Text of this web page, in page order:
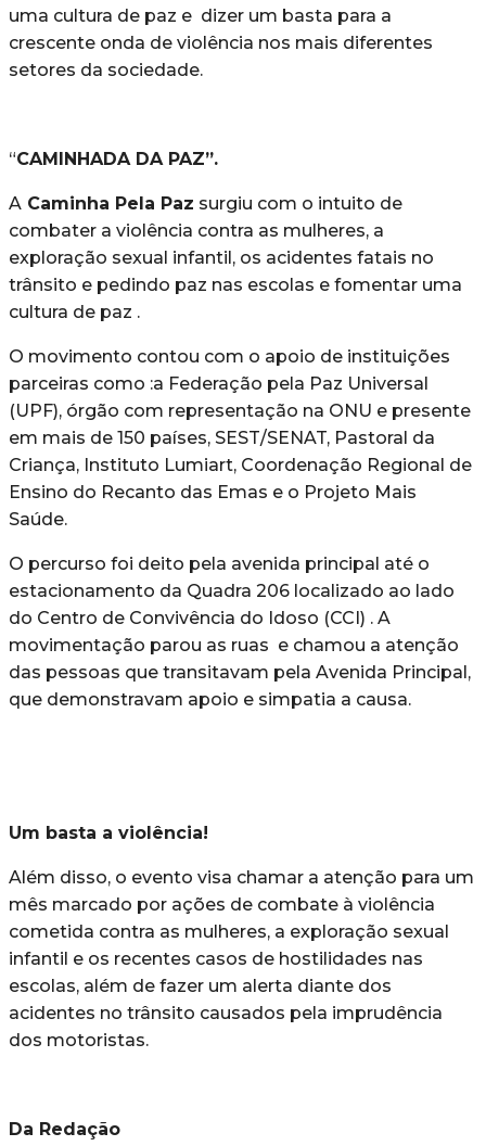
uma cultura de paz e dizer um basta para a
crescente onda de violência nos mais diferentes
setores da sociedade.
“CAMINHADA DA PAZ”.
A Caminha Pela Paz surgiu com o intuito de
combater a violência contra as mulheres, a
exploração sexual infantil, os acidentes fatais no
trânsito e pedindo paz nas escolas e fomentar uma
cultura de paz .
O movimento contou com o apoio de instituições
parceiras como :a Federação pela Paz Universal
(UPF), órgão com representação na ONU e presente
em mais de 150 países, SEST/SENAT, Pastoral da
Criança, Instituto Lumiart, Coordenação Regional de
Ensino do Recanto das Emas e o Projeto Mais
Saúde.
O percurso foi deito pela avenida principal até o
estacionamento da Quadra 206 localizado ao lado
do Centro de Convivência do Idoso (CCI) . A
movimentação parou as ruas e chamou a atenção
das pessoas que transitavam pela Avenida Principal,
que demonstravam apoio e simpatia a causa.
Um basta a violência!
Além disso, o evento visa chamar a atenção para um
mês marcado por ações de combate à violência
cometida contra as mulheres, a exploração sexual
infantil e os recentes casos de hostilidades nas
escolas, além de fazer um alerta diante dos
acidentes no trânsito causados pela imprudência
dos motoristas.
Da Redação